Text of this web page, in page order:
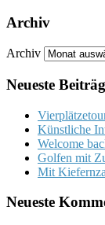
Archiv
Archiv
Neueste
Künstliche
Welcome
Golfen mit
Mit
Neueste